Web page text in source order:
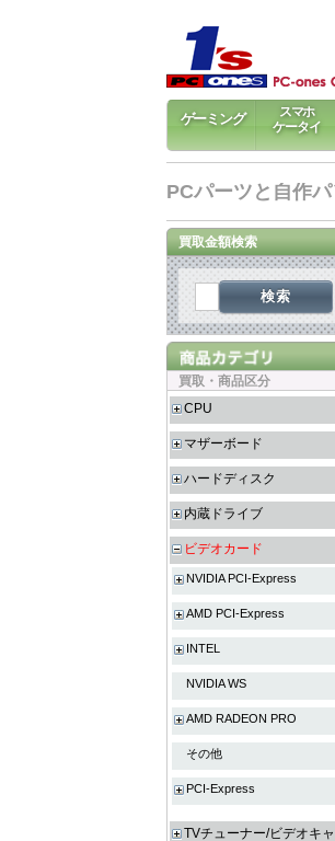
ゲーミング
スマホ
ケータイ
PCパーツと自作
買取金額検索
検索
買取・商品区分
CPU
マザーボード
ハードディスク
内蔵ドライブ
ビデオカード
NVIDIA PCI-Express
AMD PCI-Express
INTEL
NVIDIA WS
AMD RADEON PRO
その他
PCI-Express
TVチューナー/ビデオキ